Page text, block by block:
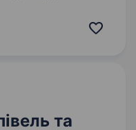
Коротко
та